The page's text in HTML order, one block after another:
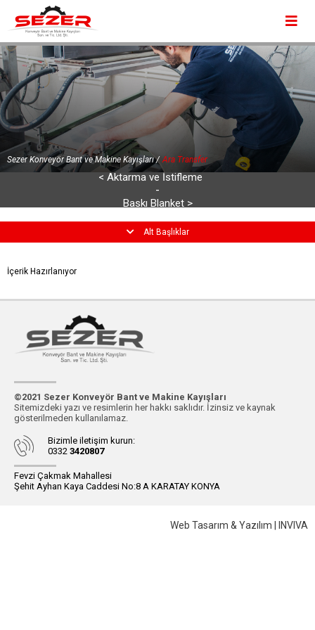
×
Ürünlerimiz
Sektörler
Haberler
Üretim
Sezer Konveyör Bant ve Makine Kayışları / Ara Transfer
< Aktarma ve İstifleme
-
Baskı Blanket >
Alt Başlıklar
İçerik Hazırlanıyor
×
Kurumsal
Ürünlerimiz
Sektörler
Haberler
Üretim
©2021 Sezer Konveyör Bant ve Makine Kayışları
Sitemizdeki yazı ve resimlerin her hakkı saklıdır. İzinsiz ve kaynak
gösterilmeden kullanılamaz.
Bizimle iletişim kurun:
0332 3420807
Fevzi Çakmak Mahallesi
Şehit Ayhan Kaya Caddesi No:8 A KARATAY KONYA
Web Tasarım & Yazılım | INVIVA